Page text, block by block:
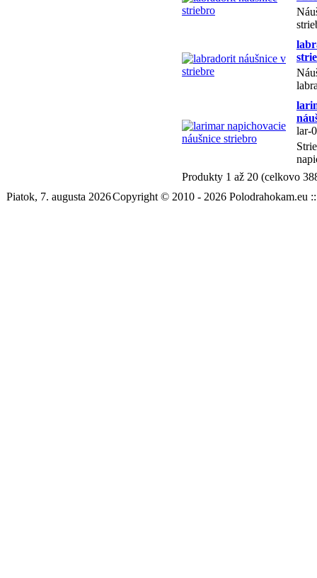
lar-
Produkty 1 až 20 (celkovo
Piatok, 7. augusta 2026Copyright © 2010 - 2026 Polodrahokam.eu